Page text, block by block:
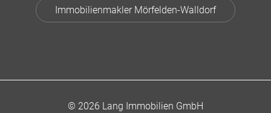
Immobilienmakler Mörfelden-Walldorf
© 2026 Lang Immobilien GmbH